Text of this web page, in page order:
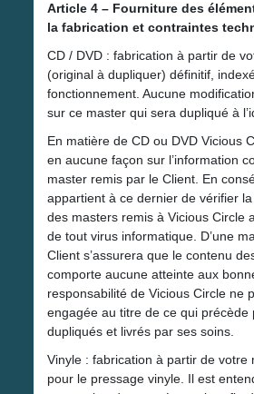
Article 4 – Fourniture des
la fabrication et contraintes
CD / DVD : fabrication à partir de
(original à dupliquer) définitif,
fonctionnement. Aucune
sur ce master qui sera dupliqué à
En matière de CD ou DVD Vicious
en aucune façon sur l’information
master remis par le Client. En
appartient à ce dernier de vérifier
des masters remis à Vicious Circle
de tout virus informatique. D’une
Client s’assurera que le contenu
comporte aucune atteinte aux
responsabilité de Vicious Circle ne
engagée au titre de ce qui précède
dupliqués et livrés par ses soins.
Vinyle : fabrication à partir de votre
pour le pressage vinyle. Il est